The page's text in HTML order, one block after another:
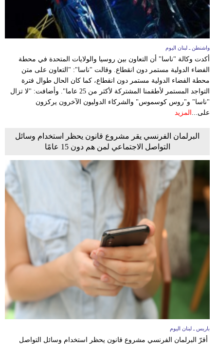
واشنطن ـ لبنان اليوم
أكدت وكالة "ناسا" أن التعاون بين روسيا والولايات المتحدة في محطة
الفضاء الدولية مستمر دون انقطاع. وقالت "ناسا": "التعاون على متن
محطة الفضاء الدولية مستمر دون انقطاع، كما كان الحال طوال فترة
التواجد المستمر لأطقمنا المشتركة لأكثر من 25 عاما". وأضافت: "لا تزال
"ناسا" و"روس كوسموس" والشركاء الدوليون الآخرون يركزون
على... المزيد
البرلمان الفرنسي يقر مشروع قانون يحظر استخدام وسائل
التواصل الاجتماعي لمن هم دون 15 عامًا
باريس ـ لبنان اليوم
أقرّ البرلمان الفرنسي مشروع قانون يحظر استخدام وسائل التواصل